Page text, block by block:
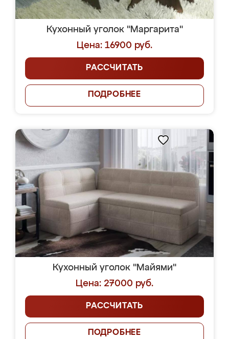
Кухонный уголок "Маргарита"
Цена: 16900 руб.
РАССЧИТАТЬ
ПОДРОБНЕЕ
Кухонный уголок "Майями"
Цена: 27000 руб.
РАССЧИТАТЬ
ПОДРОБНЕЕ